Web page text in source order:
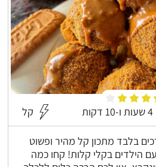
4 שעות ו-10 דקות קל
פרווה 3 מצרכים בלבד מתכון קל מהיר ופשוט
עם הילדים בקלי קלות! קחו כמה